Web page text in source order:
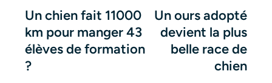
Un chien fait 11000
km pour manger 43
élèves de formation
?
Un ours adopté
devient la plus
belle race de
chien